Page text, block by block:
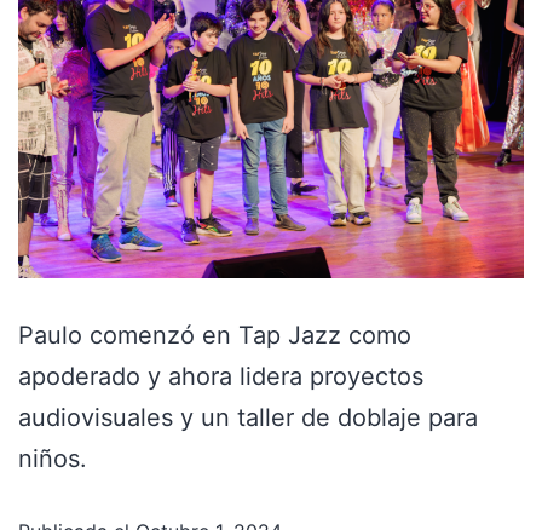
Paulo comenzó en Tap Jazz como
apoderado y ahora lidera proyectos
audiovisuales y un taller de doblaje para
niños.